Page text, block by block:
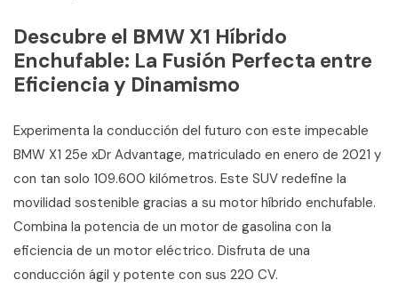
Descubre el BMW X1 Híbrido
Enchufable: La Fusión Perfecta entre
Eficiencia y Dinamismo
Experimenta la conducción del futuro con este impecable
BMW X1 25e xDr Advantage, matriculado en enero de 2021 y
con tan solo 109.600 kilómetros. Este SUV redefine la
movilidad sostenible gracias a su motor híbrido enchufable.
Combina la potencia de un motor de gasolina con la
eficiencia de un motor eléctrico. Disfruta de una
conducción ágil y potente con sus 220 CV.